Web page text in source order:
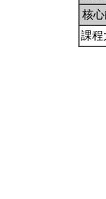
核
課程